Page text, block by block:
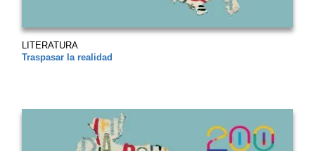
LITERATURA
Traspasar la realidad